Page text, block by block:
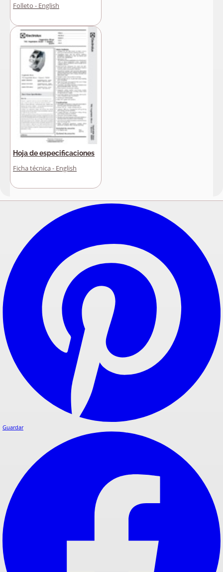
Folleto - English
Hoja de especificaciones
Ficha técnica - English
Guardar